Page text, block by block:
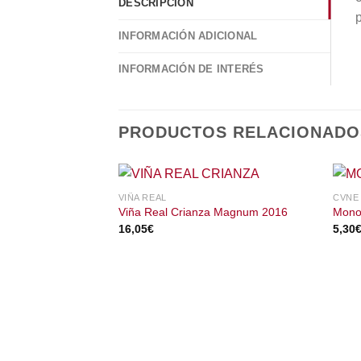
DESCRIPCIÓN
INFORMACIÓN ADICIONAL
INFORMACIÓN DE INTERÉS
PRODUCTOS
VIÑA REAL
Viña Real Crianza Magnum 2016
16,05€
CVNE
5,30